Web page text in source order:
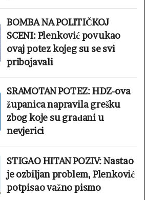
BOMBA NA POLITIČKOJ
SCENI: Plenković povukao
ovaj potez kojeg su se svi
pribojavali
SRAMOTAN POTEZ: HDZ-ova
županica napravila grešku
zbog koje su građani u
nevjerici
STIGAO HITAN POZIV: Nastao
je ozbiljan problem, Plenković
potpisao važno pismo